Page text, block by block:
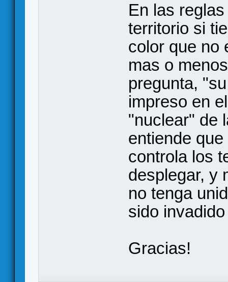
En las
territorio si
color que no
mas o
pregunta,
impreso en
"nuclear" de
entiende
controla los
desplegar, y
no tenga
sido
Gracias!